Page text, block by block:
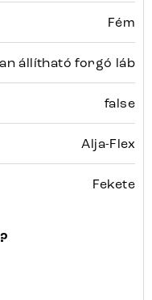
Fém
állítható forgó láb
false
Alja-Flex
Fekete